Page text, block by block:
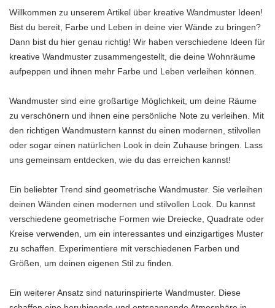
Willkommen zu unserem Artikel über kreative Wandmuster Ideen!
Bist du bereit, Farbe und Leben in deine vier Wände zu bringen?
Dann bist du hier genau richtig! Wir haben verschiedene Ideen für
kreative Wandmuster zusammengestellt, die deine Wohnräume
aufpeppen und ihnen mehr Farbe und Leben verleihen können.
Wandmuster sind eine großartige Möglichkeit, um deine Räume
zu verschönern und ihnen eine persönliche Note zu verleihen. Mit
den richtigen Wandmustern kannst du einen modernen, stilvollen
oder sogar einen natürlichen Look in dein Zuhause bringen. Lass
uns gemeinsam entdecken, wie du das erreichen kannst!
Ein beliebter Trend sind geometrische Wandmuster. Sie verleihen
deinen Wänden einen modernen und stilvollen Look. Du kannst
verschiedene geometrische Formen wie Dreiecke, Quadrate oder
Kreise verwenden, um ein interessantes und einzigartiges Muster
zu schaffen. Experimentiere mit verschiedenen Farben und
Größen, um deinen eigenen Stil zu finden.
Ein weiterer Ansatz sind naturinspirierte Wandmuster. Diese